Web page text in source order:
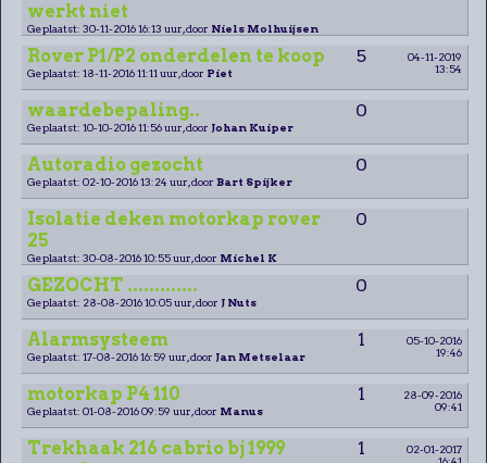
werkt niet
Geplaatst: 30-11-2016 16:13 uur, door Niels Molhuijsen
Rover P1/P2 onderdelen te koop 5
04-11-2019
13:54
Geplaatst: 18-11-2016 11:11 uur, door Piet
waardebepaling.. 0
Geplaatst: 10-10-2016 11:56 uur, door Johan Kuiper
Autoradio gezocht 0
Geplaatst: 02-10-2016 13:24 uur, door Bart Spijker
Isolatie deken motorkap rover
25
0
Geplaatst: 30-08-2016 10:55 uur, door Michel K
GEZOCHT ............. 0
Geplaatst: 28-08-2016 10:05 uur, door J Nuts
Alarmsysteem 1
05-10-2016
19:46
Geplaatst: 17-08-2016 16:59 uur, door Jan Metselaar
motorkap P4 110 1
28-09-2016
09:41
Geplaatst: 01-08-2016 09:59 uur, door Manus
Trekhaak 216 cabrio bj 1999
1
02-01-2017
16:41